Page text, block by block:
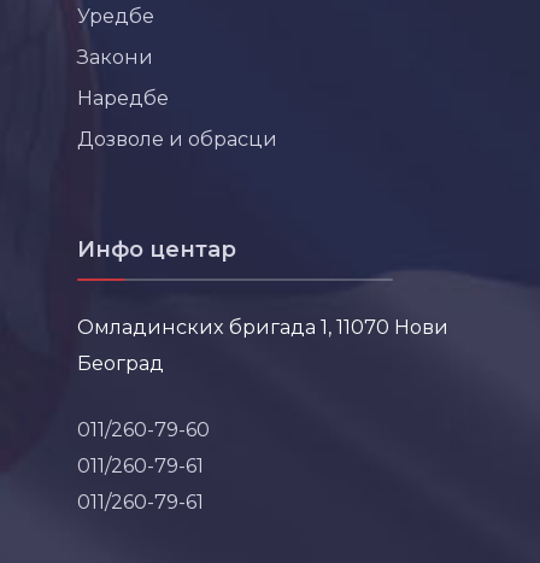
Уредбе
Закони
Наредбе
Дозволе и обрасци
Инфо центар
Омладинских бригада 1, 11070 Нови
Београд
011/260-79-60
011/260-79-61
011/260-79-61